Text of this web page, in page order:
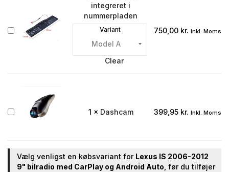
Bakkamera
integreret
integreret i
nummerpladen
Variant
Clear
750,00 kr. Inkl. Moms
Dashcam 1 × Dashcam 399,95 kr. Inkl. Moms
Vælg venligst en købsvariant for Lexus IS 2006-2012
9" bilradio med CarPlay og Android Auto , før du tilføjer